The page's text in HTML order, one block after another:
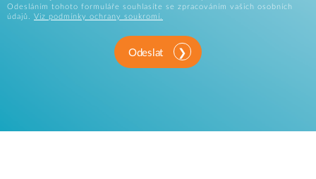
Odesláním tohoto formuláře souhlasíte se zpracováním vašich osobních
údajů. Viz podmínky ochrany soukromí.
Odeslat